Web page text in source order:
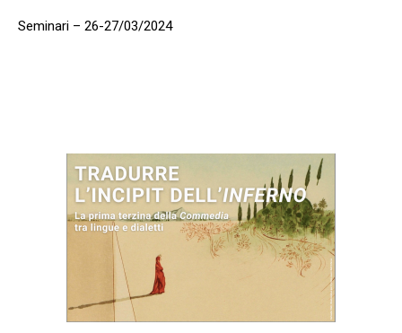
Seminari – 26-27/03/2024